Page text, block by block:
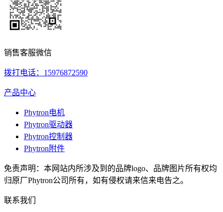
销售客服微信
拨打电话：15976872590
产品中心
Phytron电机
Phytron驱动器
Phytron控制器
Phytron附件
免责声明：本网站内所涉及到的品牌logo、品牌图片所有权均
归原厂Phytron公司所有，如有侵权请来信来电告之。
联系我们